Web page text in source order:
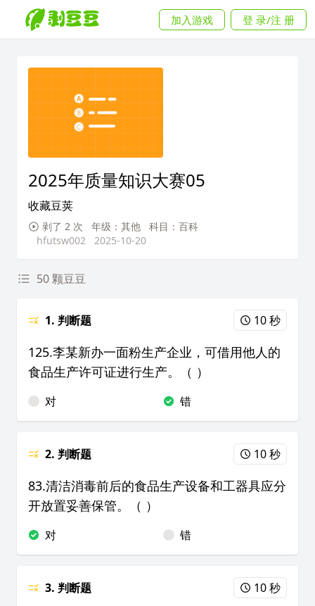
加入游戏 登 录/注 册
2025年质量知识大赛05
收藏豆荚
剥了 2 次 年级：其他
科目：百科
hfutsw002
2025-10-20
50 颗豆豆
1. 判断题 10 秒
125.李某新办一面粉生产企业，可借用他人的
食品生产许可证进行生产。（ ）
对 错
2. 判断题 10 秒
83.清洁消毒前后的食品生产设备和工器具应分
开放置妥善保管。（ ）
对 错
3. 判断题 10 秒